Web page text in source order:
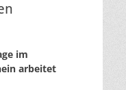
im
arbeitet